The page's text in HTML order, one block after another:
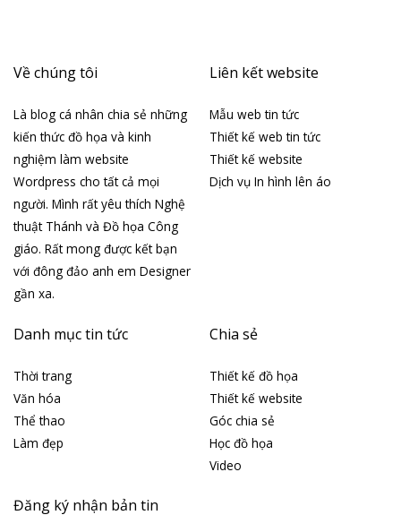
Về chúng tôi
Là blog cá nhân chia sẻ những
kiến thức đồ họa và kinh
nghiệm làm website
Wordpress cho tất cả mọi
người. Mình rất yêu thích Nghệ
thuật Thánh và Đồ họa Công
giáo. Rất mong được kết bạn
với đông đảo anh em Designer
gần xa.
Liên kết website
Mẫu web tin tức
Thiết kế web tin tức
Thiết kế website
Dịch vụ In hình lên áo
Danh mục tin tức
Thời trang
Văn hóa
Thể thao
Làm đẹp
Chia sẻ
Thiết kế đồ họa
Thiết kế website
Góc chia sẻ
Học đồ họa
Video
Đăng ký nhận bản tin